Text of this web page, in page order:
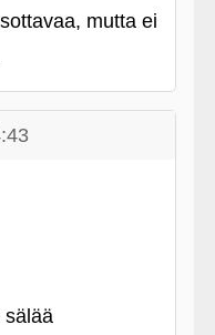
mutta ei
sälää